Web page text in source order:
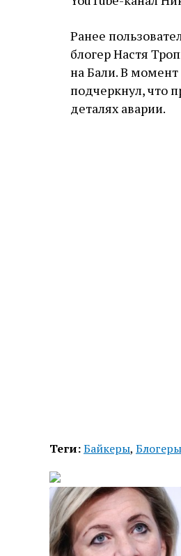
Ранее
блогер Настя
на Бали. В
подчеркнул, что
деталях аварии.
Теги:Байкеры, Блогеры